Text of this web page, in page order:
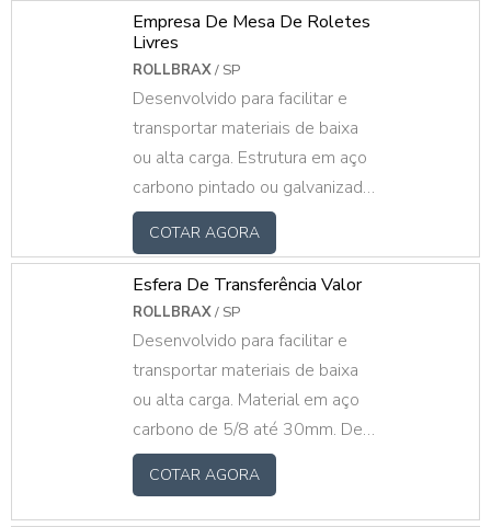
disso, o produto da empresa oferece:
Equipamento com alimentação
independente (baterias), sem utilização de
cabos de alimentação externos; Motor de
Corrente Contínua; Sistema de
recarregamento de Baterias Incluso;
Transporte de até 3,5Ton; Acionamento via
Empresa De Mesa De Roletes
Livres
ROLLBRAX/ SP
Desenvolvido para facilitar e
transportar materiais de baixa
ou alta carga. Estrutura em aço
carbono pintado ou galvanizado,
com roletes livres galvanizados
ou pintados mediante ao projeto
do cliente.
COTAR AGORA
Esfera De Transferência Valor
ROLLBRAX/ SP
Desenvolvido para facilitar e
transportar materiais de baixa
ou alta carga. Material em aço
carbono de 5/8 até 30mm. De
10kg até 300kg
COTAR AGORA